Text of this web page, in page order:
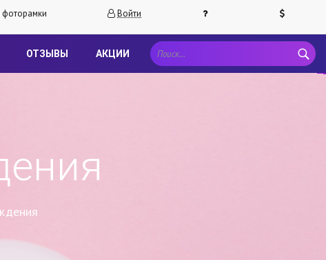
Войти
ОТЗЫВЫ АКЦИИ